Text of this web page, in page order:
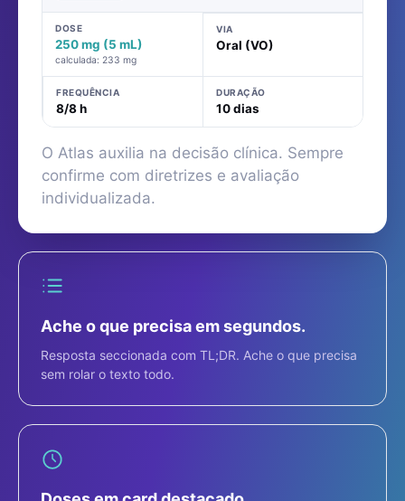
DOSE
250 mg (5 mL)
calculada: 233 mg
VIA
Oral (VO)
FREQUÊNCIA
8/8 h
DURAÇÃO
10 dias
O Atlas auxilia na decisão clínica. Sempre
confirme com diretrizes e avaliação
individualizada.
Ache o que precisa em segundos.
Resposta seccionada com TL;DR. Ache o que precisa
sem rolar o texto todo.